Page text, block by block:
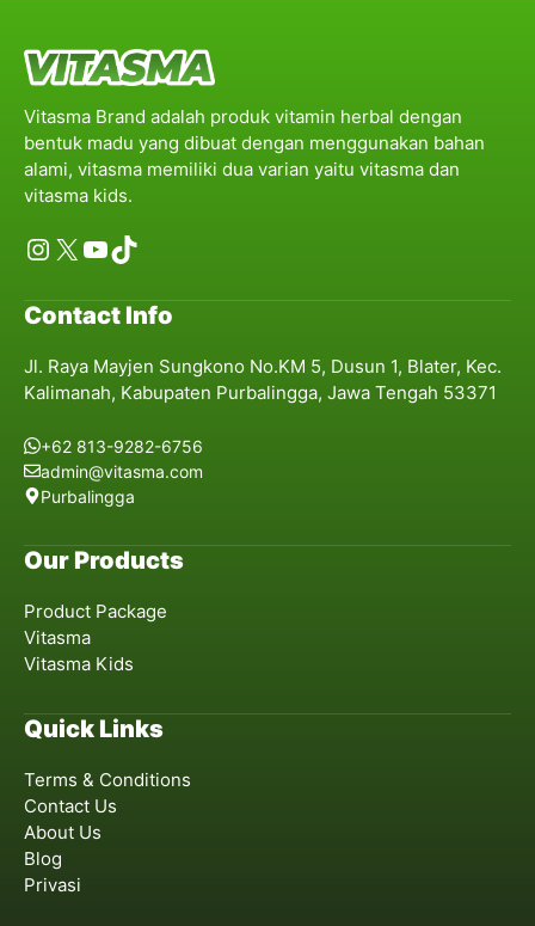
Vitasma Brand adalah produk vitamin herbal dengan
bentuk madu yang dibuat dengan menggunakan bahan
alami, vitasma memiliki dua varian yaitu vitasma dan
vitasma kids.
Instagram
X YouTube
TikTok
Contact Info
Jl. Raya Mayjen Sungkono No.KM 5, Dusun 1, Blater, Kec.
Kalimanah, Kabupaten Purbalingga, Jawa Tengah 53371
+62 813-9282-6756
admin@vitasma.com
Purbalingga
Our Products
Product Package
Vitasma
Vitasma Kids
Quick Links
Terms & Conditions
Contact Us
About Us
Blog
Privasi